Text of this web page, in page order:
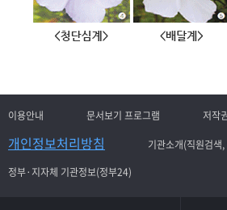
이용안내 문서보기 프로그램 저작
개인정보처리방침
기관소개(직원검색
정부·지자체 기관정보(정부24)